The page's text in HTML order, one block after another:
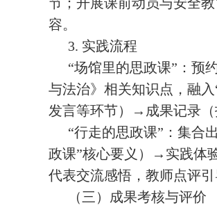
容。
3. 实践流程
“场馆里的思政课”：预
与法治》相关知识点，融
发言等环节）→成果记录
“行走的思政课”：集合
政课”核心要义）→实践体
代表交流感悟，教师点评
（三）成果考核与评价